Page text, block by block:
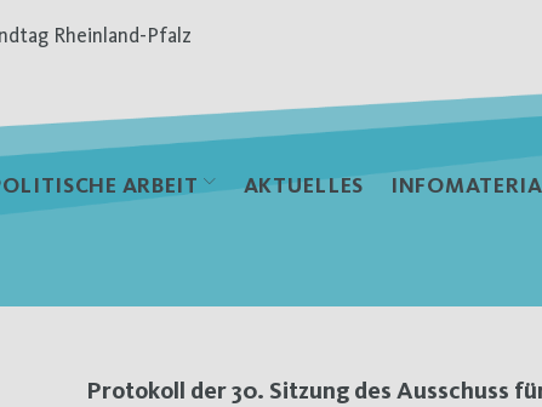
Rheinland-Pfalz
ARBEIT AKTUELLES
Protokoll der 30. Sitzung des Ausschuss